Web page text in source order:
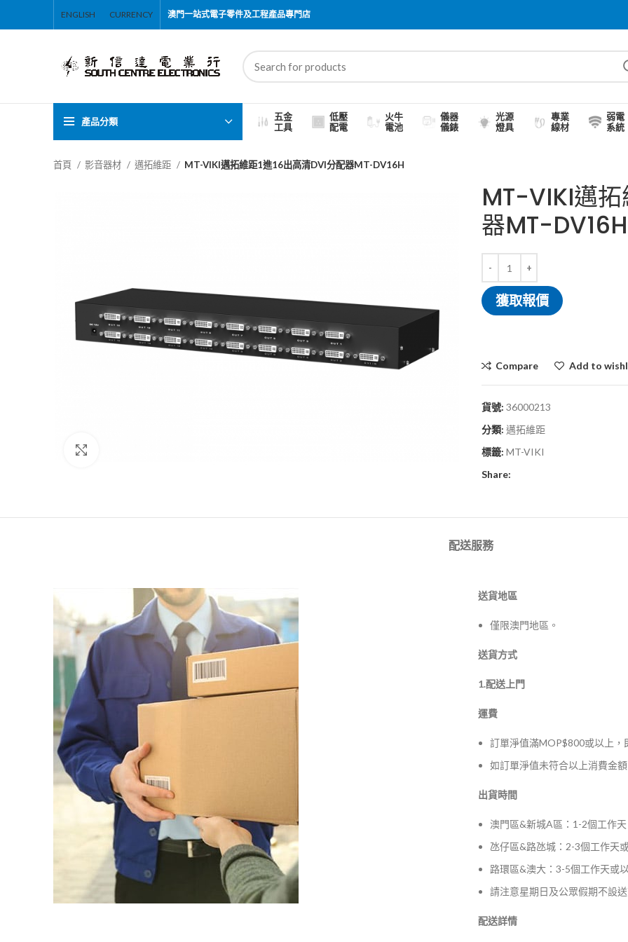
ENGLISH CURRENCY 澳門一站式電子零件及工程產品專門店
產品分類
五金
工具
低壓
配電
火牛
電池
儀器
儀錶
光源
燈具
專業
線材
弱電
系統
首頁 影音器材 邁拓維距 MT-VIKI邁拓維距1進16出高清DVI分配器MT-DV16H
MT-VIKI邁拓
器MT-DV16H
獲取報價
Compare Add to
貨號: 36000213
分類: 邁拓維距
標籤: MT-VIKI
Share:
配送服務
送貨地區
僅限澳門地區。
送貨方式
1.配送上門
運費
訂單淨值滿MOP$800或以上，
如訂單淨值未符合以上消費金
出貨時間
澳門區&新城A區：1-2個工作
氹仔區&路氹城：2-3個工作天
路環區&澳大：3-5個工作天或
請注意星期日及公眾假期不設
配送詳情